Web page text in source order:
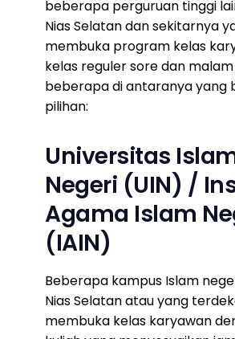
beberapa perguruan tinggi
Nias Selatan dan sekitarnya
membuka program kelas
kelas reguler sore dan
beberapa di antaranya yang
pilihan:
Universitas
Negeri (UIN) /
Agama Islam
(IAIN)
Beberapa kampus Islam
Nias Selatan atau yang
membuka kelas karyawan